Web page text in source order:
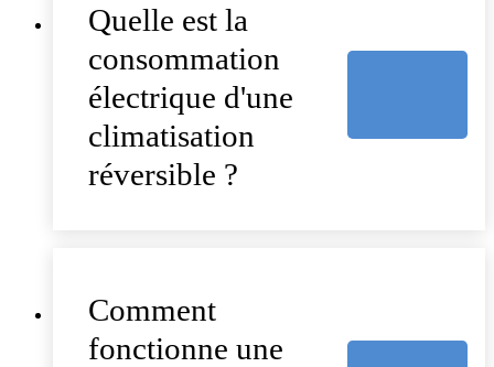
Quelle est la
consommation
électrique d'une
climatisation
réversible ?
Comment
fonctionne une